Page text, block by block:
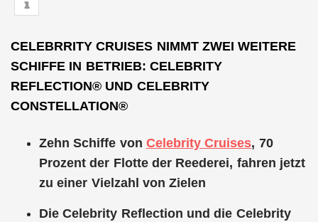
CELEBRRITY CRUISES NIMMT ZWEI WEITERE
SCHIFFE IN BETRIEB: CELEBRITY
REFLECTION® UND CELEBRITY
CONSTELLATION®
Zehn Schiffe von Celebrity Cruises, 70
Prozent der Flotte der Reederei, fahren jetzt
zu einer Vielzahl von Zielen
Die Celebrity Reflection und die Celebrity